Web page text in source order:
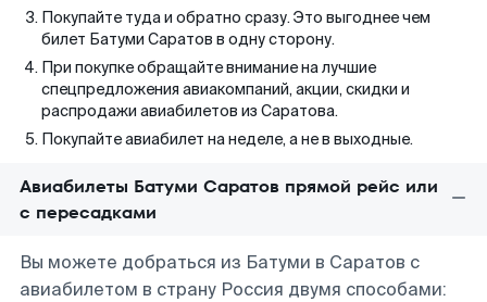
Покупайте туда и обратно сразу. Это выгоднее чем
билет Батуми Саратов в одну сторону.
При покупке обращайте внимание на лучшие
спецпредложения авиакомпаний, акции, скидки и
распродажи авиабилетов из Саратова.
Покупайте авиабилет на неделе, а не в выходные.
Авиабилеты Батуми Саратов прямой рейс или
с пересадками
Вы можете добраться из Батуми в Саратов с
авиабилетом в страну Россия двумя способами: